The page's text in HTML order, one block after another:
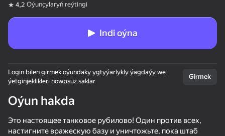
Bu oýun diňe peýza
ugry goldaýar
4,2 Oýunçylaryň reýtingi
Indi oýna
Login bilen girmek oýundaky ygtyýarlykly ýagdaýy we
ýetginjeklikleri howpsuz saklar
Girmek
Oýun hakda
Это настоящее танковое рубилово! Один против всех,
настигните вражескую базу и уничтожьте, пока штаб